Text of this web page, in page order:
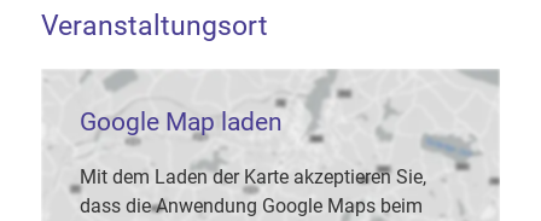
Veranstaltungsort
Google Map laden
Mit dem Laden der Karte akzeptieren Sie,
dass die Anwendung Google Maps beim